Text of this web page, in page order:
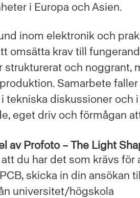
i Europa och Asien.
inom elektronik och
omsätta krav till
strukturerat och noggrant,
Samarbete
tekniska diskussioner och
eget driv och förmågan
av Profoto – The Light
du har det som krävs
skicka in din ansökan
universitet/högskola